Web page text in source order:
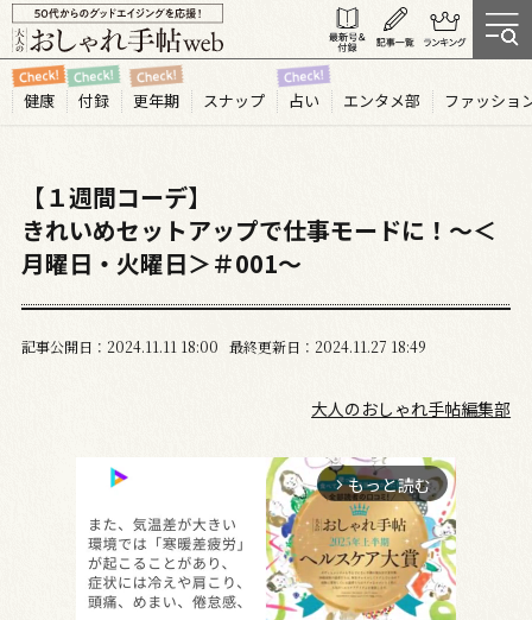
健康 付録 更年期 スナップ 占い エンタメ部 ファッショ
【１週間コーデ】
きれいめセットアップで仕事モードに！～＜
月曜日・火曜日＞＃001～
記事公開日 2024.11 11 18:00 最終更新日 2024.11.27 18:49
大人のおしゃれ手帖編集部
arrow_forward_ios もっと読む